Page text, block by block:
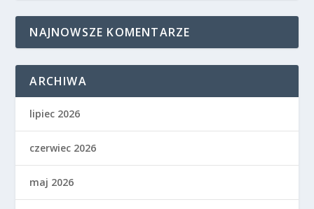
NAJNOWSZE KOMENTARZE
ARCHIWA
lipiec 2026
czerwiec 2026
maj 2026